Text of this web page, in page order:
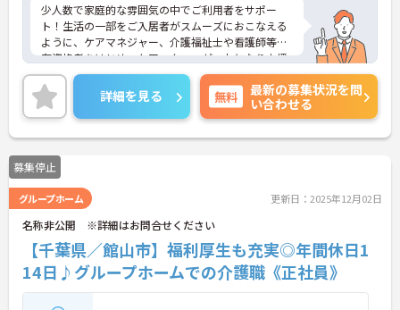
少人数で家庭的な雰囲気の中でご利用者をサポー
ト！生活の一部をご入居者がスムーズにおこなえる
ように、ケアマネジャー、介護福祉士や看護師等の
有資格者をはじめ、ケアスタッフが一丸となり支援
します。現在、全国で300 か所以上の介護事業所を
運営する法人で安定感も抜群です。
ご興味のある方には、面接対策ポイントなど、さら
に詳細をお話しいたしますのでお気軽にご相談くだ
さい！
詳細を見る 無料
最新の募集状況を問
い合わせる
募集停止
グループホーム 更新日：2025年12月02日
名称非公開 ※詳細はお問合せください
【千葉県／館山市】福利厚生も充実◎年間休日1
14日♪グループホームでの介護職《正社員》